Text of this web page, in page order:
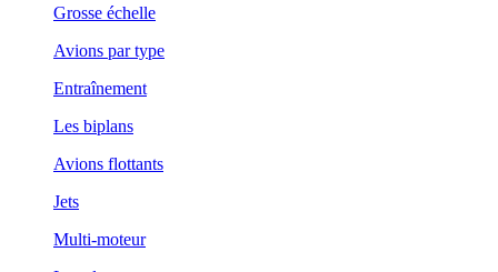
Grosse échelle
Avions par type
Entraînement
Les biplans
Avions flottants
Jets
Multi-moteur